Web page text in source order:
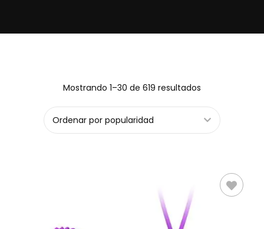
Mostrando 1–30 de 619 resultados